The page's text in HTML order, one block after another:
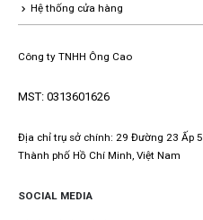
Hệ thống cửa hàng
Công ty TNHH Ông Cao
MST: 0313601626
Địa chỉ trụ sở chính: 29 Đường 23 Ấp
Thành phố Hồ Chí Minh, Việt Nam
SOCIAL MEDIA